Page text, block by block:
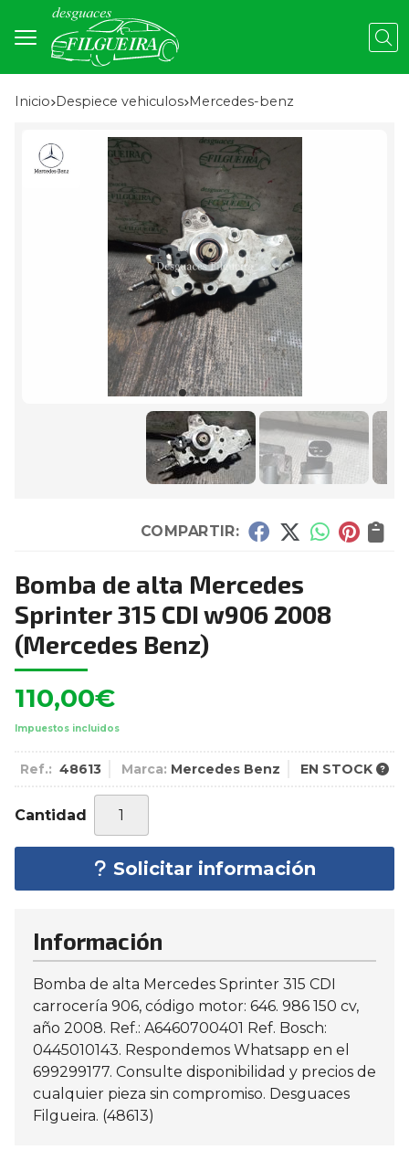
Inicio despiece vehiculos mercedes-benz
COMPARTIR:
Bomba de alta Mercedes
Sprinter 315 CDI w906 2008
(Mercedes Benz)
110,00€
Impuestos incluidos
Ref.: 48613 Marca: Mercedes Benz EN STOCK
Cantidad
Solicitar información
Información
Bomba de alta Mercedes Sprinter 315 CDI
carrocería 906, código motor: 646. 986 150 cv,
año 2008. Ref.: A6460700401 Ref. Bosch:
0445010143. Respondemos Whatsapp en el
699299177. Consulte disponibilidad y precios de
cualquier pieza sin compromiso. Desguaces
Filgueira. (48613)